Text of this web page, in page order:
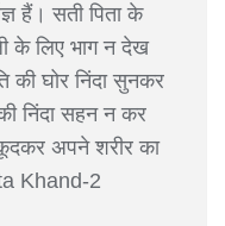
हैं। सती पिता के
के लिए भाग न देख
घोर निंदा सुनकर
निंदा सहन न कर
अपने शरीर का
Khand-2